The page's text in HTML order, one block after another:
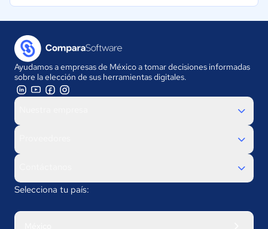
Ayudamos a empresas de México a tomar decisiones informadas
sobre la elección de sus herramientas digitales.
Selecciona tu país: